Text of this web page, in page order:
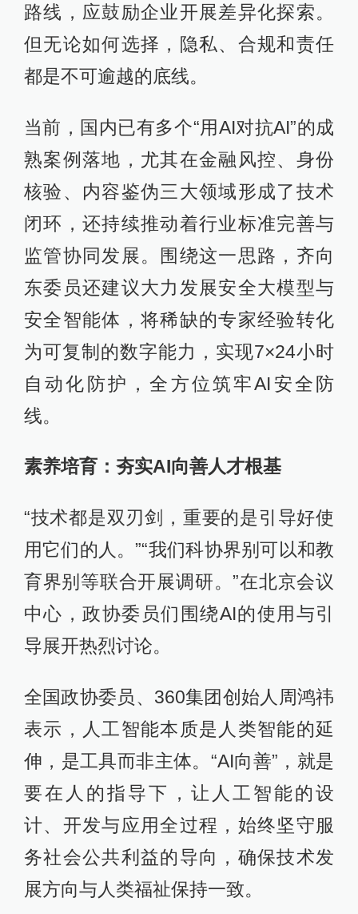
路线，应鼓励企业开展差异化探索。
但无论如何选择，隐私、合规和责任
都是不可逾越的底线。
当前，国内已有多个“用AI对抗AI”的成
熟案例落地，尤其在金融风控、身份
核验、内容鉴伪三大领域形成了技术
闭环，还持续推动着行业标准完善与
监管协同发展。围绕这一思路，齐向
东委员还建议大力发展安全大模型与
安全智能体，将稀缺的专家经验转化
为可复制的数字能力，实现7×24小时
自动化防护，全方位筑牢AI安全防
线。
素养培育：夯实AI向善人才根基
“技术都是双刃剑，重要的是引导好使
用它们的人。”“我们科协界别可以和教
育界别等联合开展调研。”在北京会议
中心，政协委员们围绕AI的使用与引
导展开热烈讨论。
全国政协委员、360集团创始人周鸿祎
表示，人工智能本质是人类智能的延
伸，是工具而非主体。“AI向善”，就是
要在人的指导下，让人工智能的设
计、开发与应用全过程，始终坚守服
务社会公共利益的导向，确保技术发
展方向与人类福祉保持一致。